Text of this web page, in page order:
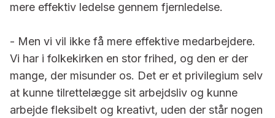
mere effektiv ledelse gennem fjernledelse.
- Men vi vil ikke få mere effektive medarbejdere.
Vi har i folkekirken en stor frihed, og den er der
mange, der misunder os. Det er et privile­gium selv
at kunne tilrettelægge sit arbejdsliv og kunne
arbejde fleksibelt og kreativt, uden der står nogen